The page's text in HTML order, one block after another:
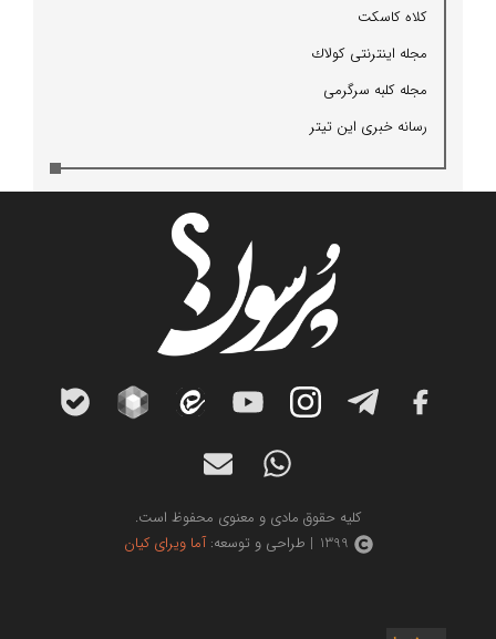
كلاه كاسكت
مجله اینترنتی كولاك
مجله كلبه سرگرمی
رسانه خبری این تیتر
کلیه حقوق مادی و معنوی محفوظ است.
1399 | طراحی و توسعه:
آما ویرای کیان